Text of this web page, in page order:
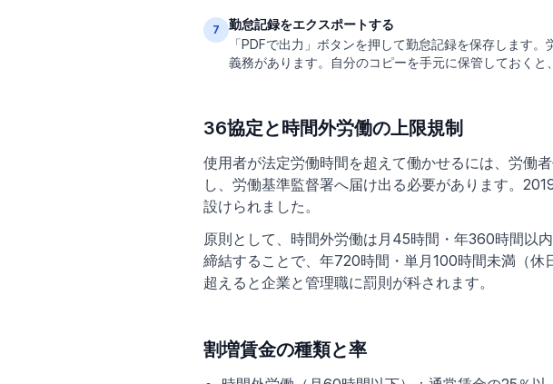
7
勤怠記録をエクスポートする
「PDFで出力」ボタンを押して勤怠記録を保存します
義務があります。自分のコピーを手元に保管しておくと
36協定と時間外労働の上限規制
使用者が法定労働時間を超えて働かせるには、労働
し、労働基準監督署へ届け出る必要があります。
設けられました。
原則として、時間外労働は月45時間・年360時間以
締結することで、年720時間・単月100時間未満（
超えると企業と管理職に罰則が科されます。
割増賃金の種類と率